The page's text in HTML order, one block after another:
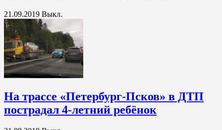
21.09.2019 Выкл.
На трассе «Петербург-Псков» в ДТП
пострадал 4-летний ребёнок